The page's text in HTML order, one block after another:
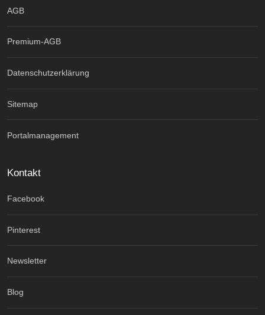
AGB
Premium-AGB
Datenschutzerklärung
Sitemap
Portalmanagement
Kontakt
Facebook
Pinterest
Newsletter
Blog